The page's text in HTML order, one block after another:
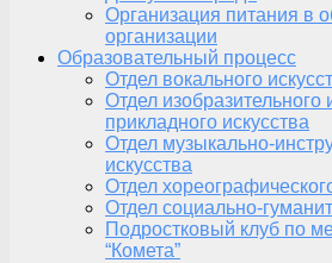
Организация питания в
организации
Образовательный процесс
Отдел вокального
Отдел изобразительного
прикладного искусства
Отдел музыкально-
искусства
Отдел
Отдел социально-
Подростковый клуб по
“Комета”